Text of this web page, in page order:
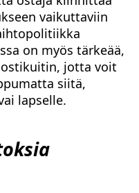
vaikuttaviin
on myös tärkeää,
jotta voit
siitä,
lapselle.